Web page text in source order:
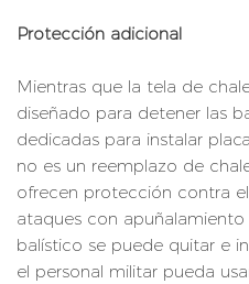
Protección adicional
Mientras que la tela de
diseñado para detener las
dedicadas para instalar
no es un reemplazo de
ofrecen protección contra
ataques con
balístico se puede quitar e
el personal militar pueda